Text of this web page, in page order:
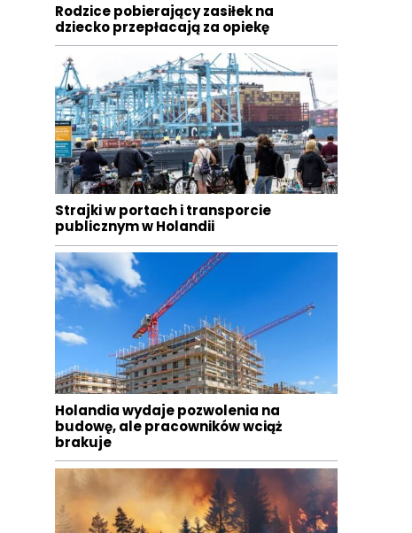
Rodzice pobierający zasiłek na
dziecko przepłacają za opiekę
Strajki w portach i transporcie
publicznym w Holandii
Holandia wydaje pozwolenia na
budowę, ale pracowników wciąż
brakuje